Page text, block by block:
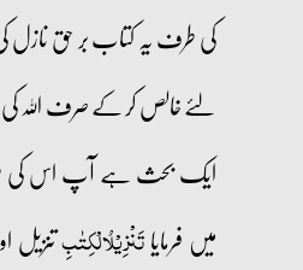
کی طرف یہ کتاب بر حق
لئے خالص کر کے صرف اللہ
ایک بحث ہے آپ اس کی
میں فرمایاتَنۡزِیۡلُالۡکِتٰبِتنزیل